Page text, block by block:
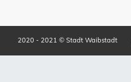
2020 - 2021 © Stadt Waibstadt